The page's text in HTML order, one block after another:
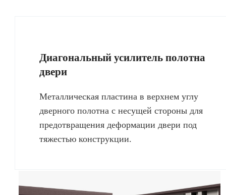
Диагональный усилитель полотна
двери
Металлическая пластина в верхнем углу
дверного полотна с несущей стороны для
предотвращения деформации двери под
тяжестью конструкции.